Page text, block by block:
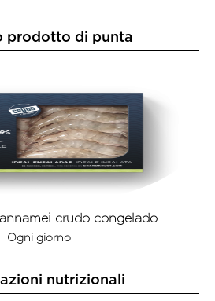
prodotto di punta
crudo congelado
Ogni giorno
nutrizionali